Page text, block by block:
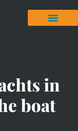
in
boat